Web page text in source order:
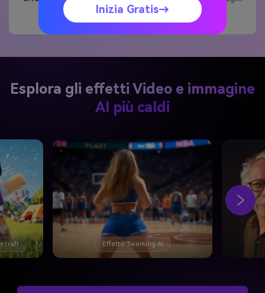
sono al sicuro.
Esplora gli effetti Video e immagine
AI più caldi
Effetto Twerking AI
Inizia Gratis→